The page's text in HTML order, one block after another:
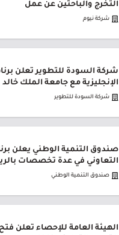
التخرج والباحثين عن عمل
شركة نيوم
شركة السودة للتطوير تعلن
الإنجليزية مع جامعة الملك خالد
شركة السودة للتطوير
صندوق التنمية الوطني يعلن
التعاوني في عدة تخصصات
صندوق التنمية الوطني
الهيئة العامة للإحصاء تعلن